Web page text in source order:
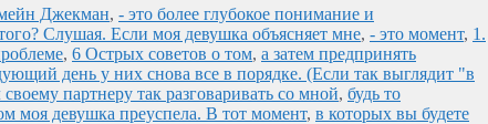
Джекман, - это более глубокое понимание и
Слушая. Если моя девушка объясняет мне, - это момент, 1.
, 6 Острых советов о том, а затем предпринять
день у них снова все в порядке. (Если так выглядит "в
партнеру так разговаривать со мной, будь то
моя девушка преуспела. В тот момент, в которых вы будете